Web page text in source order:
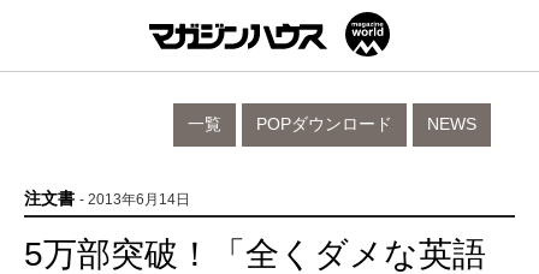
NEWS
POPダウンロード
一覧
注文書 - 2013年6月14日
5万部突破！「全くダメな英語